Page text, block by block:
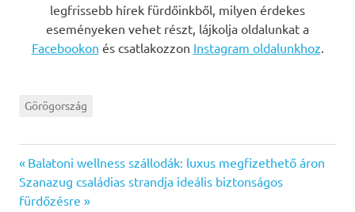
legfrissebb hírek fürdőinkből, milyen érdekes
eseményeken vehet részt, lájkolja oldalunkat a
Facebookon és csatlakozzon Instagram oldalunkhoz.
Görögország
Bejegyzés
navigáció
Previous
Post:
Balatoni wellness szállodák: luxus megfizethető áron
Next
Post:
Szanazug családias strandja ideális biztonságos
fürdőzésre